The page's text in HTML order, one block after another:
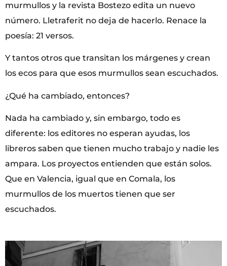
murmullos y la revista Bostezo edita un nuevo
número. Lletraferit no deja de hacerlo. Renace la
poesía: 21 versos.
Y tantos otros que transitan los márgenes y crean
los ecos para que esos murmullos sean escuchados.
¿Qué ha cambiado, entonces?
Nada ha cambiado y, sin embargo, todo es
diferente: los editores no esperan ayudas, los
libreros saben que tienen mucho trabajo y nadie les
ampara. Los proyectos entienden que están solos.
Que en Valencia, igual que en Comala, los
murmullos de los muertos tienen que ser
escuchados.